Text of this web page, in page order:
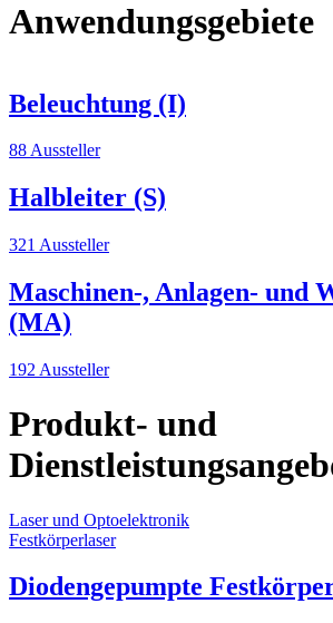
Anwendungsgebiete
Beleuchtung (I)
88 Aussteller
Halbleiter (S)
321 Aussteller
Maschinen-, Anlagen- und
(MA)
192 Aussteller
Produkt- und
Laser und Optoelektronik
Festkörperlaser
Diodengepumpte